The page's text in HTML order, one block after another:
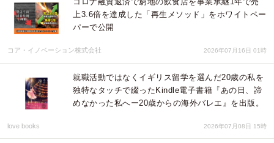
上3.6倍を達成した「再生メソッド」をホワイトペー
パーで公開
コア・イノベーション株式会社 2026年07月16日 01時
就職活動ではなくイギリス留学を選んだ20歳の私を
独特なタッチで綴ったKindle電子書籍『あの日、諦
めなかった私へー20歳からの海外バレエ』を出版。
love books 2026年07月08日 15時